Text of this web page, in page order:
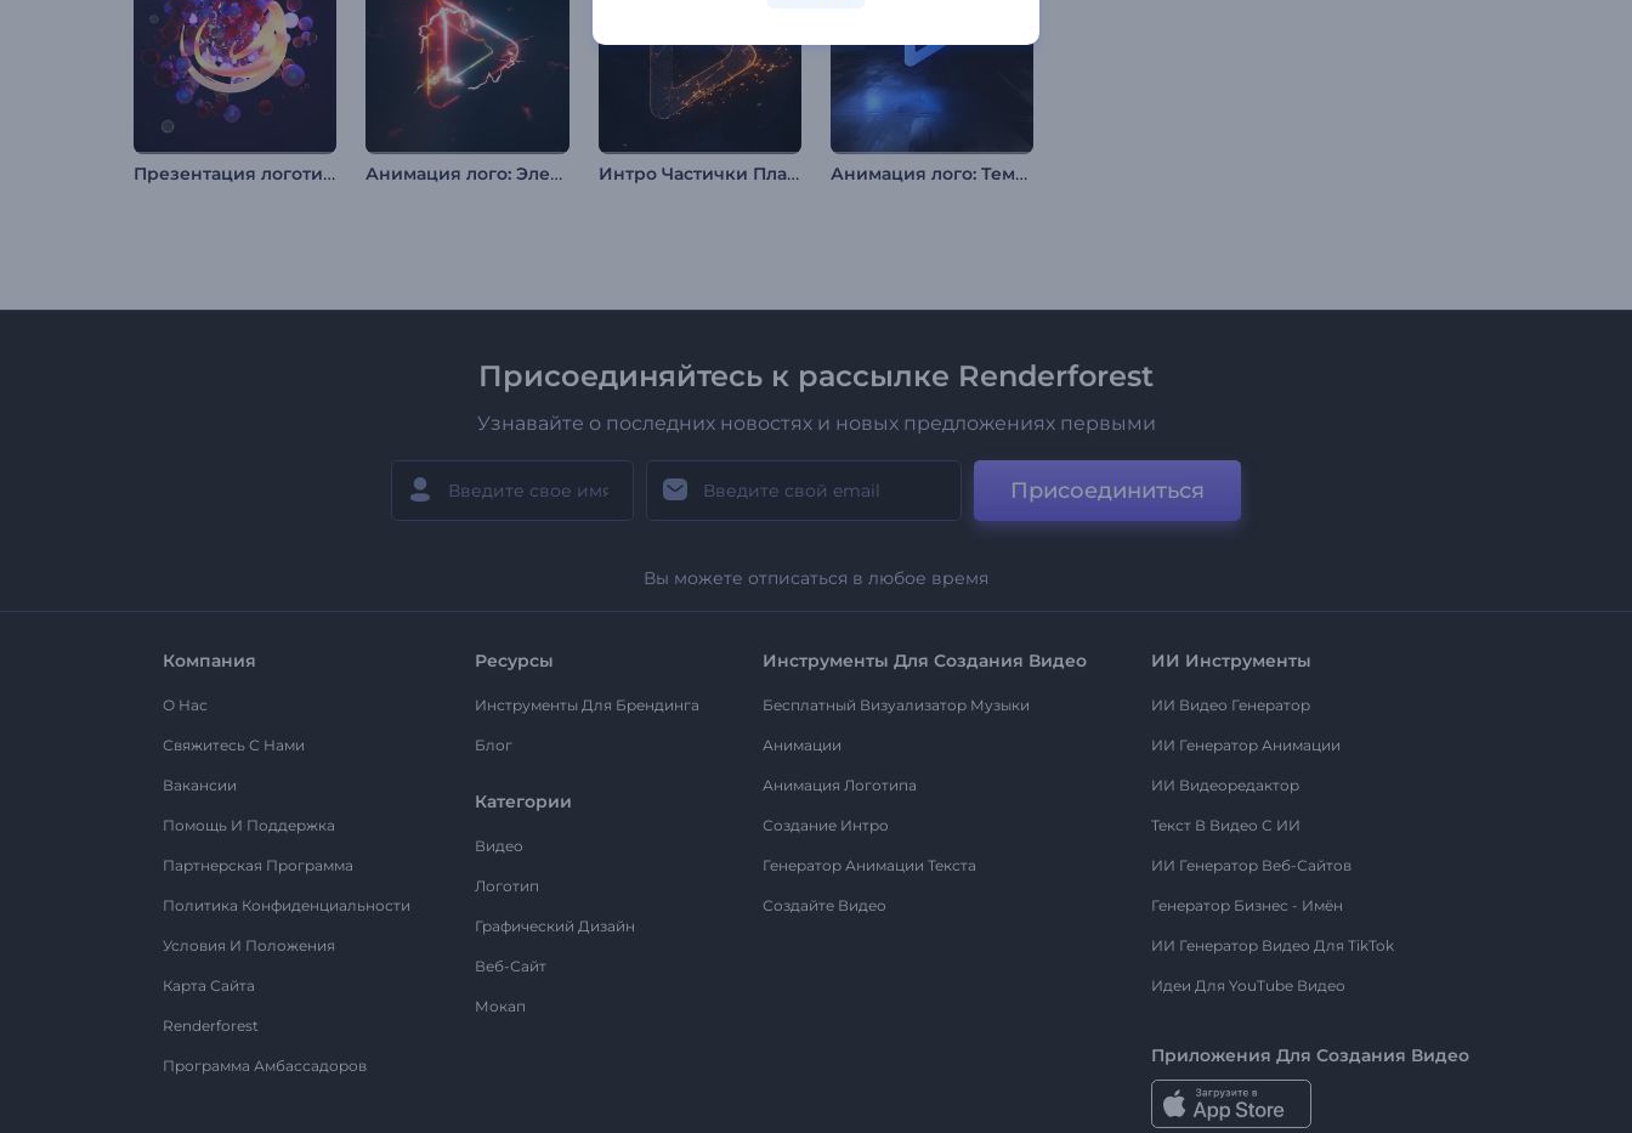
Презентация логотипа "Radiant Forms" Анимация лого: Электро-глитч Интро Частички Пламени Анимация лого: Темная сила
Присоединяйтесь к рассылке Renderforest
Узнавайте о последних новостях и новых предложениях первыми
Присоединиться
Вы можете отписаться в любое время
Компания
О Нас
Свяжитесь С Нами
Вакансии
Помощь И Поддержка
Партнерская Программа
Политика Конфиденциальности
Условия И Положения
Карта Сайта
Renderforest
Программа Амбассадоров
Ресурсы
Инструменты Для Брендинга
Блог
Категории
Видео
Логотип
Графический Дизайн
Веб-Сайт
Мокап
Инструменты Для Создания Видео
Бесплатный Визуализатор Музыки
Анимации
Анимация Логотипа
Создание Интро
Генератор Анимации Текста
Создайте Видео
ИИ Инструменты
ИИ Видео Генератор
ИИ Генератор Анимации
ИИ Видеоредактор
Текст В Видео С ИИ
ИИ Генератор Веб-Сайтов
Генератор Бизнес - Имён
ИИ Генератор Видео Для TikTok
Идеи Для YouTube Видео
Приложения Для Создания Видео